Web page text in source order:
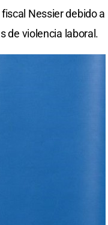
Nessier debido a
de violencia laboral.